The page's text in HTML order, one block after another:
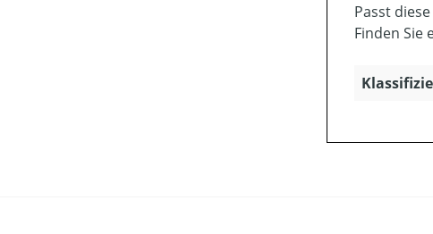
Passt
Finden Sie